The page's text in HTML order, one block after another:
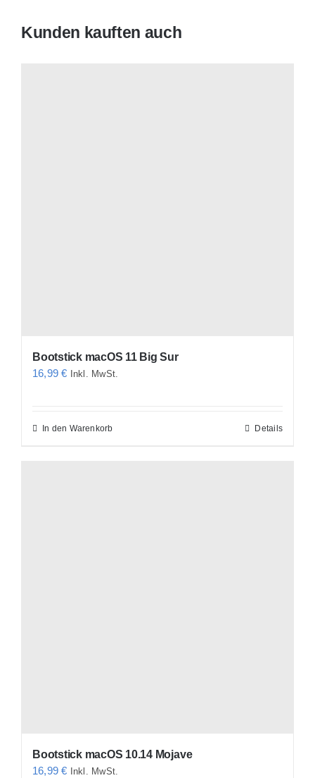
Kunden kauften auch
Bootstick macOS 11 Big Sur
16,99€ Inkl. MwSt.
In den Warenkorb Details
Bootstick macOS 10.14 Mojave
16,99€ Inkl. MwSt.